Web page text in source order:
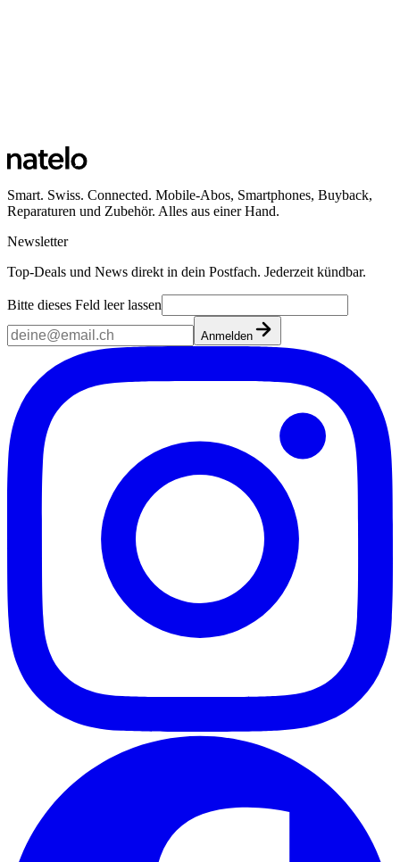
Smart. Swiss. Connected. Mobile-Abos, Smartphones, Buyback,
Reparaturen und Zubehör. Alles aus einer Hand.
Newsletter
Top-Deals und News direkt in dein Postfach. Jederzeit kündbar.
Bitte dieses Feld leer lassen
Anmelden